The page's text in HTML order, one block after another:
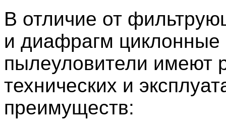
В отличие от
и диафрагм циклонные
пылеуловители имеют
технических и
преимуществ: